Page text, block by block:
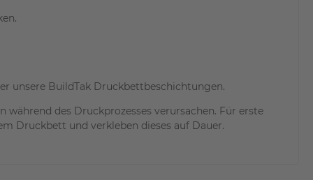
unsere BuildTak Druckbettbeschichtungen.
des Druckprozesses verursachen. Für erste
Druckbett und verkleben dieses auf Dauer.